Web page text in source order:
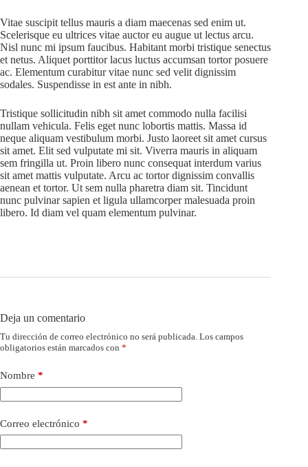
Vitae suscipit tellus mauris a diam maecenas sed enim ut.
Scelerisque eu ultrices vitae auctor eu augue ut lectus arcu.
Nisl nunc mi ipsum faucibus. Habitant morbi tristique senectus
et netus. Aliquet porttitor lacus luctus accumsan tortor posuere
ac. Elementum curabitur vitae nunc sed velit dignissim
sodales. Suspendisse in est ante in nibh.
Tristique sollicitudin nibh sit amet commodo nulla facilisi
nullam vehicula. Felis eget nunc lobortis mattis. Massa id
neque aliquam vestibulum morbi. Justo laoreet sit amet cursus
sit amet. Elit sed vulputate mi sit. Viverra mauris in aliquam
sem fringilla ut. Proin libero nunc consequat interdum varius
sit amet mattis vulputate. Arcu ac tortor dignissim convallis
aenean et tortor. Ut sem nulla pharetra diam sit. Tincidunt
nunc pulvinar sapien et ligula ullamcorper malesuada proin
libero. Id diam vel quam elementum pulvinar.
Deja un comentario
Tu dirección de correo electrónico no será publicada. Los campos
obligatorios están marcados con *
Nombre *
Correo electrónico *